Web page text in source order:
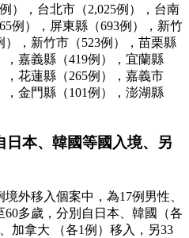
），台北市（2,025例），台南
例），屏東縣（693例），新竹
），新竹市（523例），苗栗縣
，嘉義縣（419例），宜蘭縣
，花蓮縣（265例），嘉義市
，金門縣（101例），澎湖縣
日本、韓國等國入境、另
外移入個案中，為17例男性、
60多歲，分別自日本、韓國（各
加拿大 （各1例）移入，另33